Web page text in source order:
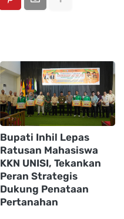
Bupati Inhil Lepas
Ratusan Mahasiswa
KKN UNISI, Tekankan
Peran Strategis
Dukung Penataan
Pertanahan